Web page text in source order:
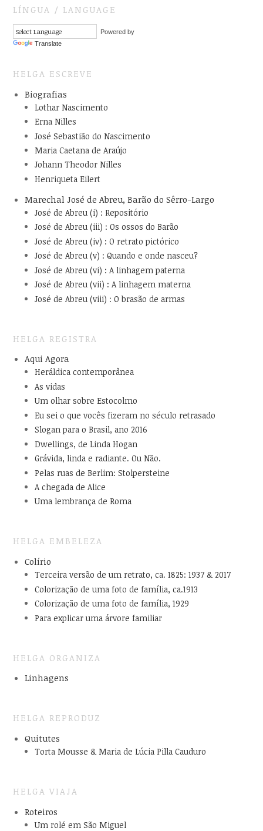
LÍNGUA / LANGUAGE
Powered by
Translate
HELGA ESCREVE
Biografias
Lothar Nascimento
Erna Nilles
José Sebastião do Nascimento
Maria Caetana de Araújo
Johann Theodor Nilles
Henriqueta Eilert
Marechal José de Abreu, Barão do Sêrro-Largo
José de Abreu (i) : Repositório
José de Abreu (iii) : Os ossos do Barão
José de Abreu (iv) : O retrato pictórico
José de Abreu (v) : Quando e onde nasceu?
José de Abreu (vi) : A linhagem paterna
José de Abreu (vii) : A linhagem materna
José de Abreu (viii) : O brasão de armas
HELGA REGISTRA
Aqui Agora
Heráldica contemporânea
As vidas
Um olhar sobre Estocolmo
Eu sei o que vocês fizeram no século retrasado
Slogan para o Brasil, ano 2016
Dwellings, de Linda Hogan
Grávida, linda e radiante. Ou Não.
Pelas ruas de Berlim: Stolpersteine
A chegada de Alice
Uma lembrança de Roma
HELGA EMBELEZA
Colírio
Terceira versão de um retrato, ca. 1825: 1937 & 2017
Colorização de uma foto de família, ca.1913
Colorização de uma foto de família, 1929
Para explicar uma árvore familiar
HELGA ORGANIZA
Linhagens
HELGA REPRODUZ
Quitutes
Torta Mousse & Maria de Lúcia Pilla Cauduro
HELGA VIAJA
Roteiros
Um rolé em São Miguel